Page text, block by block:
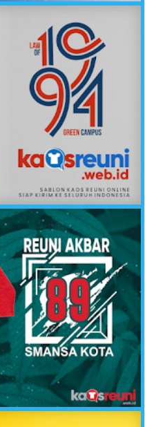
1994 - Kaos Reuni
Sablon Kaos Reuni Akbar Angkatan 98 SMANSA - Desain Sablon Kaos Reuni Online